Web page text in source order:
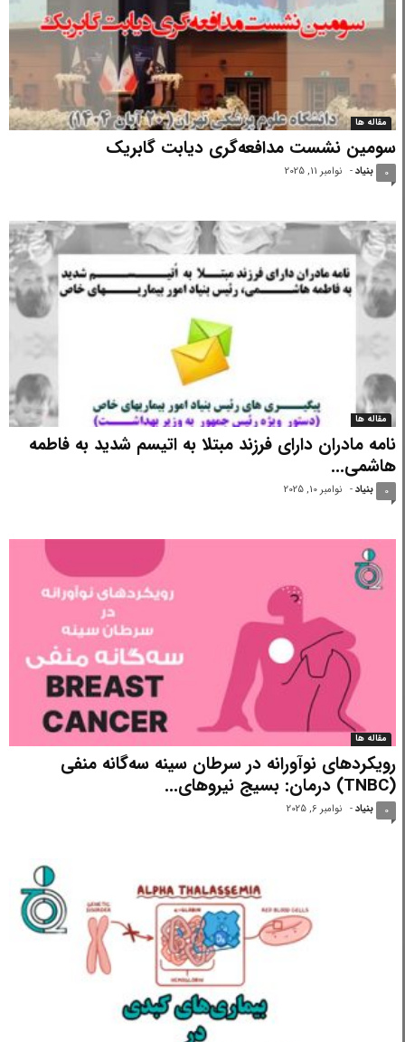
مقاله ها
سومین نشست مدافعه‌گری دیابت گابریک
بنیاد - نوامبر 11, 2025 0
مقاله ها
نامه مادران دارای فرزند مبتلا به اتیسم شدید به فاطمه
هاشمی...
بنیاد - نوامبر 10, 2025 0
مقاله ها
رویکردهای نوآورانه در سرطان سینه سه‌گانه منفی
(TNBC) درمان: بسیج نیروهای...
بنیاد - نوامبر 6, 2025 0